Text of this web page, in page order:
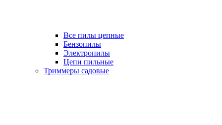
Все пилы цепные
Бензопилы
Электропилы
Цепи пильные
Триммеры садовые